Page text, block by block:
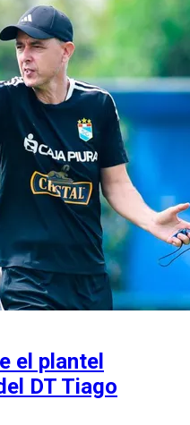
el plantel
DT Tiago